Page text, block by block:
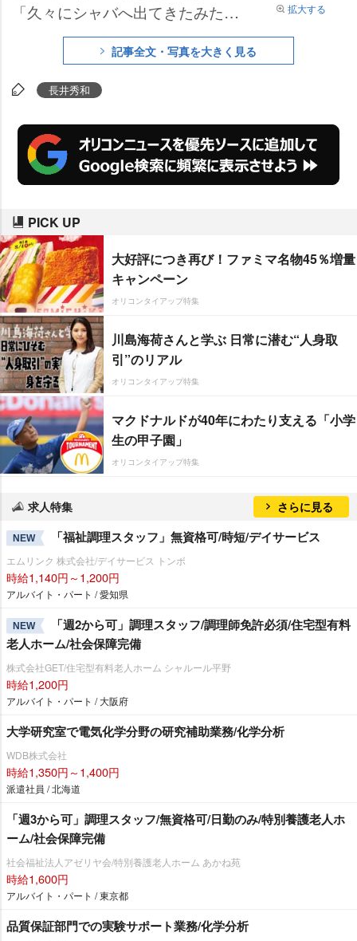
拡大する
「久々にシャバへ出てきたみたい
になってますけど、普通に生活し
てましたよ」。昨年7月に英検準
一級を取得し、現在は都内の外資
象に週3日ほど英語講師を務めて
いるといい「それでなんとか食っ
てる感じです。生活保護受けよう
談めかした。
記事全文・写真を大きく見る
長井秀和
PICK UP
大好評につき再び！ファミマ名物45％増量
キャンペーン
オリコンタイアップ特集
川島海荷さんと学ぶ 日常に潜む“人身取
引”のリアル
オリコンタイアップ特集
マクドナルドが40年にわたり支える「小学
生の甲子園」
オリコンタイアップ特集
求人特集 さらに見る
NEW 「福祉調理スタッフ」無資格可/時短/デイサービス
エムリンク 株式会社/デイサービス トンボ
時給1,140円～1,200円
アルバイト・パート / 愛知県
NEW
「週2から可」調理スタッフ/調理師免許必須/住宅型有料
老人ホーム/社会保障完備
株式会社GET/住宅型有料老人ホーム シャルール平野
時給1,200円
アルバイト・パート / 大阪府
大学研究室で電気化学分野の研究補助業務/化学分析
WDB株式会社
時給1,350円～1,400円
派遣社員 / 北海道
「週3から可」調理スタッフ/無資格可/日勤のみ/特別養護老人ホ
ーム/社会保障完備
社会福祉法人アゼリヤ会/特別養護老人ホーム あかね苑
時給1,600円
アルバイト・パート / 東京都
品質保証部門での実験サポート業務/化学分析